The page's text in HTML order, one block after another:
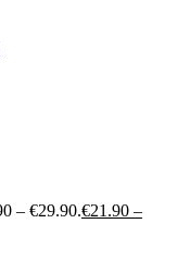
– €29.90.€21.90 –